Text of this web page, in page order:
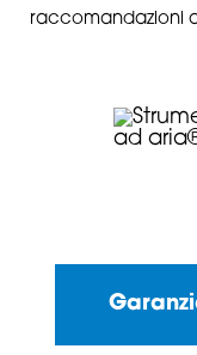
raccomandazioni